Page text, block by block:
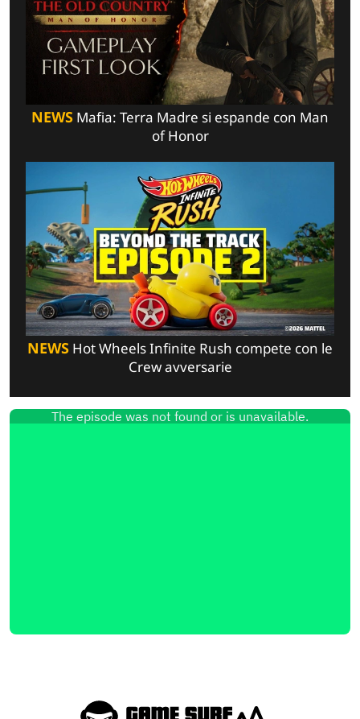
NEWS Mafia: Terra Madre si espande con Man
of Honor
NEWS Hot Wheels Infinite Rush compete con le
Crew avversarie